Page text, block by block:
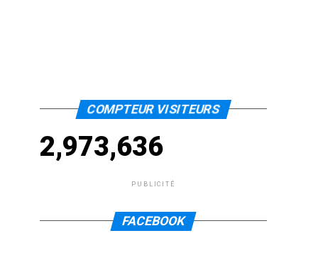
COMPTEUR VISITEURS
2,973,636
PUBLICITÉ
FACEBOOK